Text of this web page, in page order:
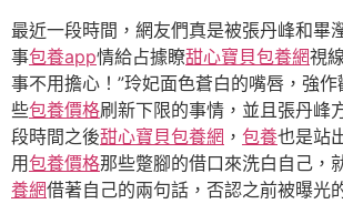
最近一段時間，網友們真是被張丹峰和畢
事包養app情給占據瞭甜心寶貝包養網視
事不用擔心！”玲妃面色蒼白的嘴唇，強
些包養價格刷新下限的事情，並且張丹峰
段時間之後甜心寶貝包養網 ， 包養也是站
用包養價格那些蹩腳的借口來洗白自己，
養網借著自己的兩句話，否認之前被曝光